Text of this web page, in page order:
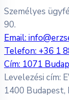
Személyes
90.
Email:
Telefon: +36 1
Cím: 1071
Levelezési cím:
1400 Budapest,